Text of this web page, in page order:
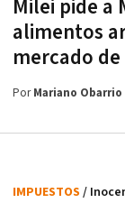
Milei pide a
alimentos
mercado
PorMariano Obarrio
IMPUESTOS /